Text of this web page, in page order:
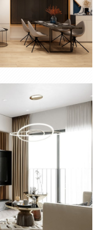
CƯ OPAL BOULEVARD
HỘ 1PN+ VINHOMES